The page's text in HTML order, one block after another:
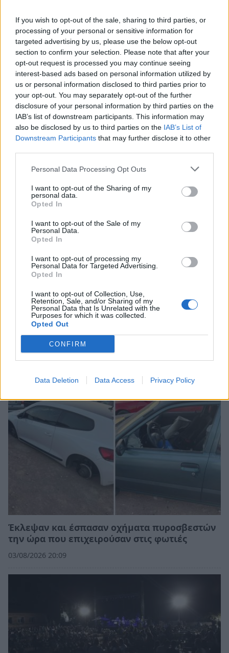
If you wish to opt-out of the sale, sharing to third parties, or
processing of your personal or sensitive information for
targeted advertising by us, please use the below opt-out
section to confirm your selection. Please note that after your
opt-out request is processed you may continue seeing
interest-based ads based on personal information utilized by
us or personal information disclosed to third parties prior to
your opt-out. You may separately opt-out of the further
disclosure of your personal information by third parties on the
IAB’s list of downstream participants. This information may
also be disclosed by us to third parties on the IAB’s List of
Downstream Participants that may further disclose it to other
Personal Data Processing Opt Outs
I want to opt-out of the Sharing of my
personal data.
Opted In
I want to opt-out of the Sale of my
Personal Data.
Opted In
I want to opt-out of processing my
Personal Data for Targeted Advertising.
Opted In
I want to opt-out of Collection, Use,
Retention, Sale, and/or Sharing of my
Personal Data that Is Unrelated with the
Purposes for which it was collected.
Opted Out
CONFIRM
Data Deletion Data Access Privacy Policy
Σχετικά Άρθρα
Έκλεψαν και έσπασαν οχήματα πυροσβεστών
την ώρα που επιχειρούσαν στις φωτιές
03/08/2026 20:09